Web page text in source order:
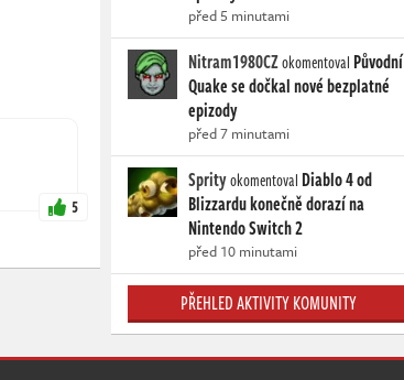
5
před 5 minutami
Nitram1980CZokomentoval Původní
Quake se dočkal nové bezplatné
epizody
před 7 minutami
Sprityokomentoval Diablo 4 od
Blizzardu konečně dorazí na
Nintendo Switch 2
před 10 minutami
PŘEHLED AKTIVITY KOMUNITY